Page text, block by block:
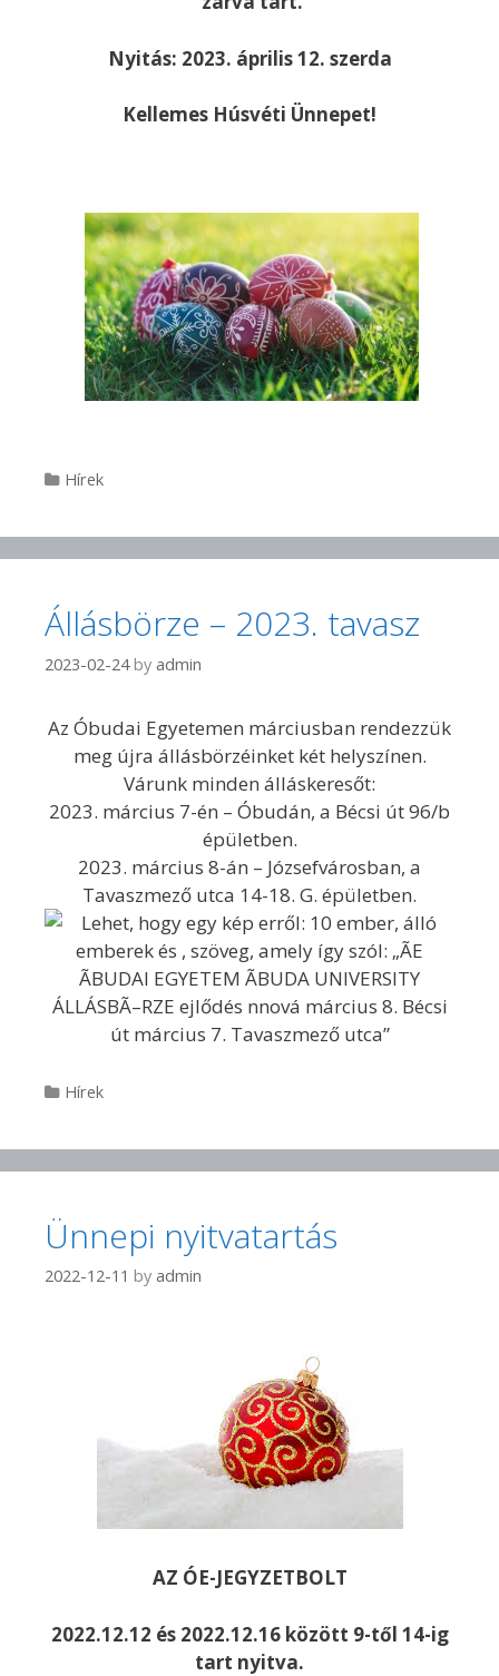
Nyitás: 2023. április 12. szerda
Kellemes Húsvéti Ünnepet!
Categories
Hírek
Állásbörze – 2023. tavasz
2023-02-24 by admin
Az Óbudai Egyetemen márciusban rendezzük
meg újra állásbörzéinket két helyszínen.
Várunk minden álláskeresőt:
2023. március 7-én – Óbudán, a Bécsi út 96/b
épületben.
2023. március 8-án – Józsefvárosban, a
Tavaszmező utca 14-18. G. épületben.
Categories
Hírek
Ünnepi nyitvatartás
2022-12-11 by admin
AZ ÓE-JEGYZETBOLT
2022.12.12 és 2022.12.16 között 9-től 14-ig
tart nyitva.